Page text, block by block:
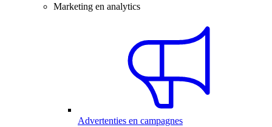
Marketing en analytics
Advertenties en campagnes